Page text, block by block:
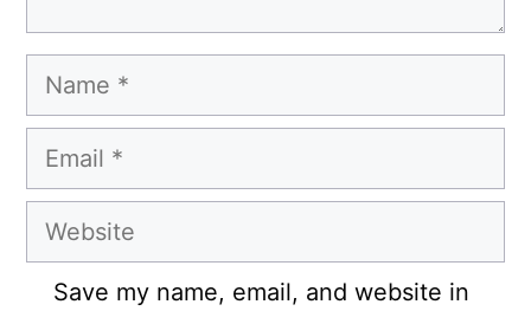
Name
Email
Website
Save my name, email, and website in